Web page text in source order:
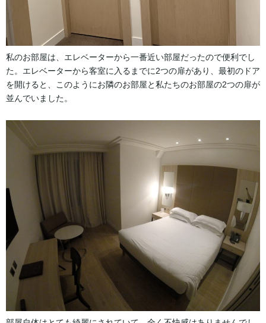
私のお部屋は、エレベーターから一番近い部屋だったので便利でし
た。エレベーターから客室に入るまでに2つの扉があり、最初のドア
を開けると、このようにお隣のお部屋と私たちのお部屋の2つの扉が
並んでいました。